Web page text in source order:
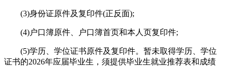
(3)身份证原件及复印件(正反面);
(4)户口簿原件、户口簿首页和本人页复印件;
(5)学历、学位证书原件及复印件。暂未取得学历、学位
证书的2026年应届毕业生，须提供毕业生就业推荐表和成绩